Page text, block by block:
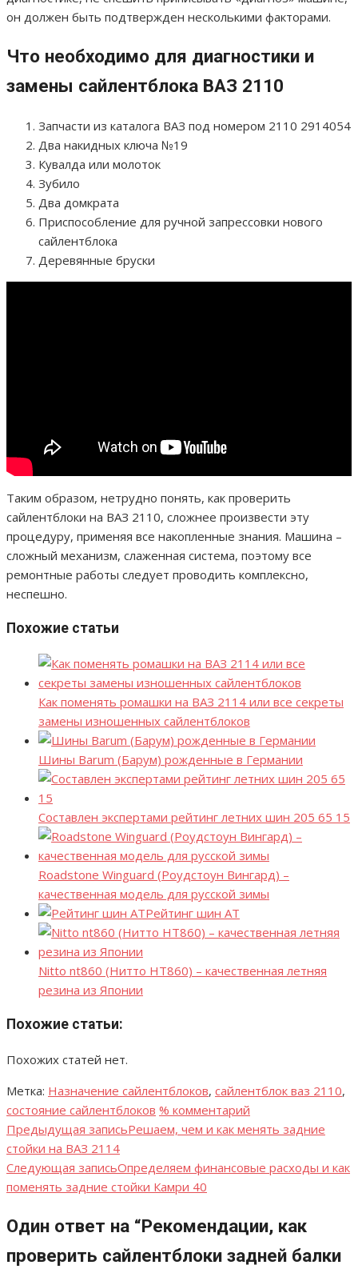
он должен быть подтвержден несколькими факторами.
Что необходимо для диагностики и
замены сайлентблока ВАЗ 2110
Запчасти из каталога ВАЗ под номером 2110 2914054
Два накидных ключа №19
Кувалда или молоток
Зубило
Два домкрата
Приспособление для ручной запрессовки нового
сайлентблока
Деревянные бруски
Таким образом, нетрудно понять, как проверить
сайлентблоки на ВАЗ 2110, сложнее произвести эту
процедуру, применяя все накопленные знания. Машина –
сложный механизм, слаженная система, поэтому все
ремонтные работы следует проводить комплексно,
неспешно.
Похожие статьи
Как поменять ромашки на ВАЗ 2114 или все секреты
замены изношенных сайлентблоков
Шины Barum (Барум) рожденные в Германии
Составлен экспертами рейтинг летних шин 205 65 15
Roadstone Winguard (Роудстоун Вингард) –
качественная модель для русской зимы
Рейтинг шин АТ
Nitto nt860 (Нитто НТ860) – качественная летняя
резина из Японии
Похожие статьи:
Похожих статей нет.
Метка: Назначение сайлентблоков, сайлентблок ваз 2110,
состояние сайлентблоков % комментарий
Навигация
по
записям
Предыдущая записьРешаем, чем и как менять задние
стойки на ВАЗ 2114
Следующая записьОпределяем финансовые расходы и как
поменять задние стойки Камри 40
Один ответ на “Рекомендации, как
проверить сайлентблоки задней балки